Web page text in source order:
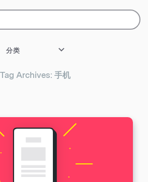
分类
Tag Archives: 手机